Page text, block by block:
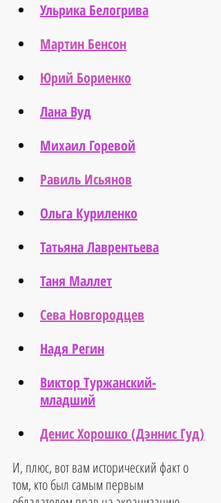
Ульрика Белогрива
Мартин Бенсон
Юрий Бориенко
Лана Вуд
Михаил Горевой
Равиль Исьянов
Ольга Куриленко
Татьяна Лаврентьева
Таня Маллет
Сева Новгородцев
Надя Регин
Виктор Туржанский-
младший
Денис Хорошко (Дэннис Гуд)
И, плюс, вот вам исторический факт о
том, кто был самым первым